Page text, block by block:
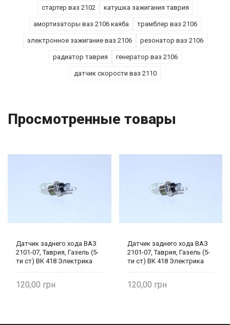
стартер ваз 2102 катушка зажигания таврия
амортизаторы ваз 2106 каяба трамблер ваз 2106
электронное зажигание ваз 2106 резонатор ваз 2106
радиатор таврия генератор ваз 2106
датчик скорости ваз 2110
Просмотренные товары
Датчик заднего хода ВАЗ
2101-07, Таврия, Газель (5-
ти ст) ВК 418 Электрика
120,00
Датчик заднего хода ВАЗ
2101-07, Таврия, Газель (5-
ти ст) ВК 418 Электрика
120,00